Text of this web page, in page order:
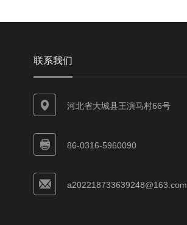
联系我们
河北省大城县王演马村66号
86-0316-5960090
a202218733639248@163.com